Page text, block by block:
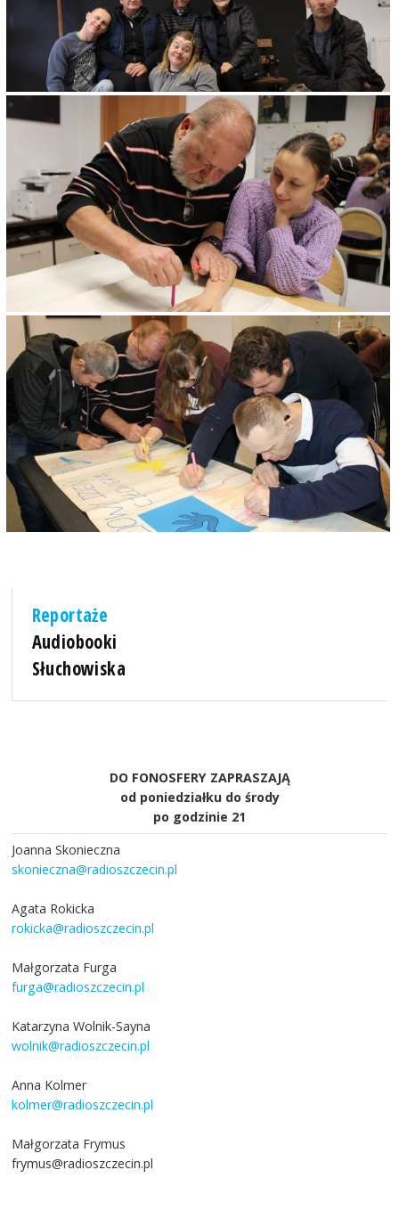
Reportaże
Audiobooki
Słuchowiska
DO FONOSFERY ZAPRASZAJĄ
od poniedziałku do środy
po godzinie 21
Joanna Skonieczna
skonieczna@radioszczecin.pl
Agata Rokicka
rokicka@radioszczecin.pl
Małgorzata Furga
furga@radioszczecin.pl
Katarzyna Wolnik-Sayna
wolnik@radioszczecin.pl
Anna Kolmer
kolmer@radioszczecin.pl
Małgorzata Frymus
frymus@radioszczecin.pl